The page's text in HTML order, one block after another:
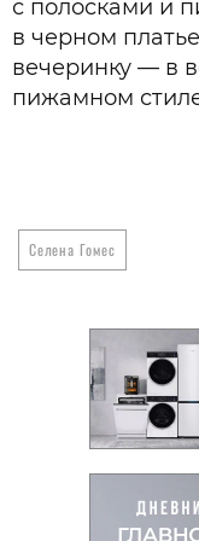
с полосками и
в черном
вечеринку — в
пижамном
Селена Гомес